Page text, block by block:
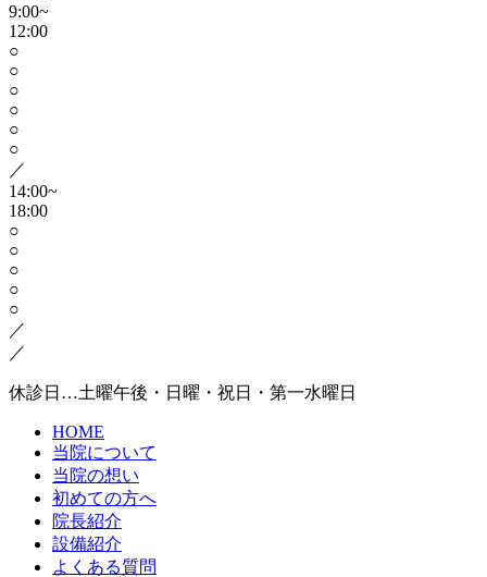
9:00~
12:00
○
○
○
○
○
○
／
14:00~
18:00
○
○
○
○
○
／
／
休診日…土曜午後・日曜・祝日・第一水曜日
HOME
当院について
当院の想い
初めての方へ
院長紹介
設備紹介
よくある質問